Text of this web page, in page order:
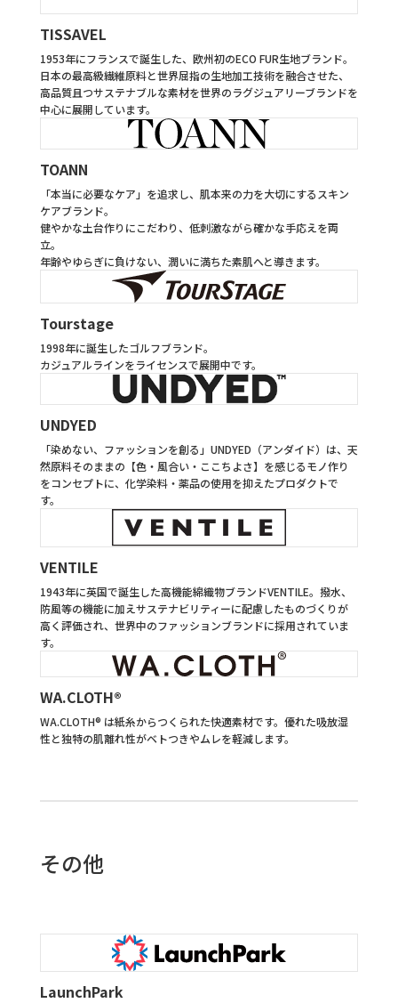
TISSAVEL
1953年にフランスで誕生した、欧州初のECO FUR生地ブランド。
日本の最高級繊維原料と世界屈指の生地加工技術を融合させた、
高品質且つサステナブルな素材を世界のラグジュアリーブランドを
中心に展開しています。
TOANN
「本当に必要なケア」を追求し、肌本来の力を大切にするスキン
ケアブランド。
健やかな土台作りにこだわり、低刺激ながら確かな手応えを両
立。
年齢やゆらぎに負けない、潤いに満ちた素肌へと導きます。
Tourstage
1998年に誕生したゴルフブランド。
カジュアルラインをライセンスで展開中です。
UNDYED
「染めない、ファッションを創る」UNDYED（アンダイド）は、天
然原料そのままの【色・風合い・ここちよさ】を感じるモノ作り
をコンセプトに、化学染料・薬品の使用を抑えたプロダクトで
す。
VENTILE
1943年に英国で誕生した高機能綿織物ブランドVENTILE。撥水、
防風等の機能に加えサステナビリティーに配慮したものづくりが
高く評価され、世界中のファッションブランドに採用されていま
す。
WA.CLOTH®︎
WA.CLOTH® は紙糸からつくられた快適素材です。優れた吸放湿
性と独特の肌離れ性がベトつきやムレを軽減します。
その他
LaunchPark